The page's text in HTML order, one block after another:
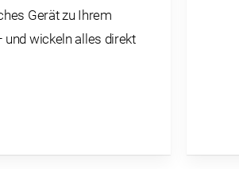
Gerät zu Ihrem
und wickeln alles direkt